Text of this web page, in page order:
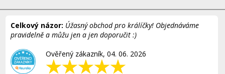
Celkový názor: Úžasný obchod pro králíčky! Objednáváme
pravidelně a můžu jen a jen doporučit :)
Ověřený zákazník, 04. 06. 2026